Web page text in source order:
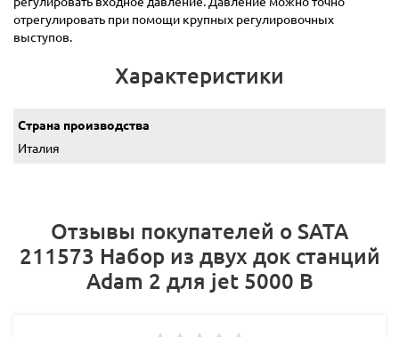
отрегулировать при помощи крупных регулировочных
выступов.
Характеристики
Страна производства
Италия
Отзывы покупателей о SATA
211573 Набор из двух док станций
Adam 2 для jet 5000 B